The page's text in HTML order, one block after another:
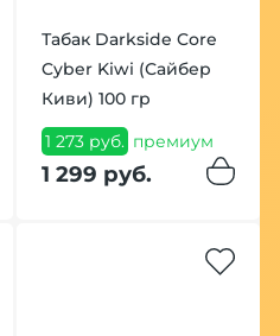
Табак Darkside Core
Cyber Kiwi (Сайбер
Киви) 100 гр
1 273 руб. премиум
1 299 руб.